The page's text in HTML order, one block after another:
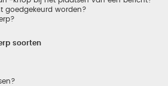
goedgekeurd worden?
soorten